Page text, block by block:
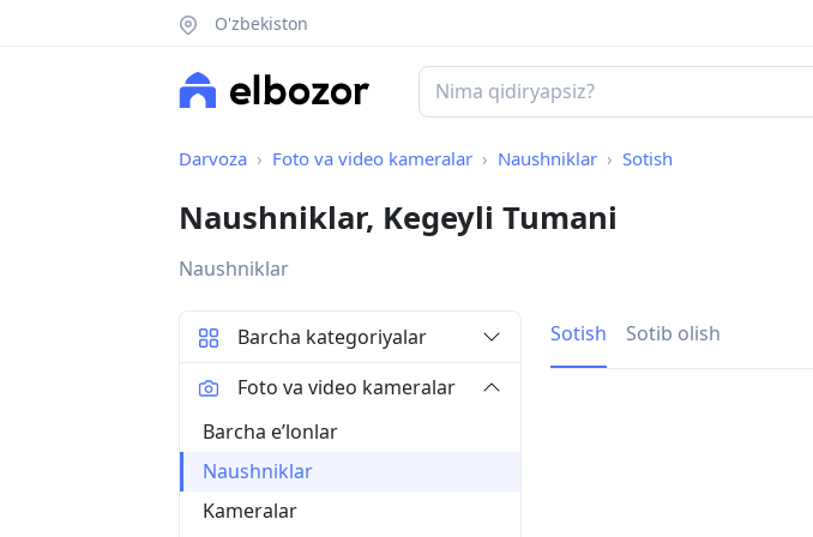
O'zbekiston
Darvoza Foto va video kameralar Naushniklar Sotish
Naushniklar, Kegeyli Tumani
Naushniklar
Sotish Sotib olish
Barcha kategoriyalar
Foto va video kameralar
Barcha eʼlonlar
Naushniklar
Kameralar